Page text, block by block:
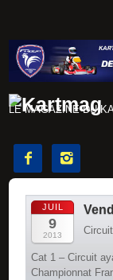
LE MAGAZINE DU
 
JUIL
9
2013
Cat 1 – Circuit
Championnat